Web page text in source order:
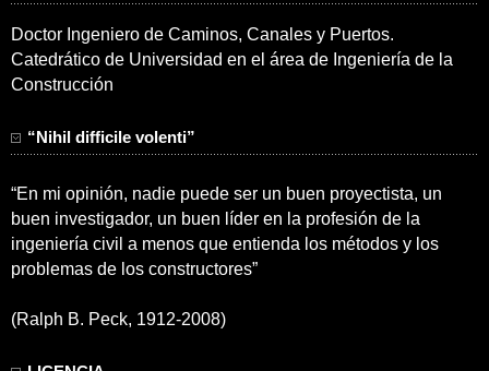
Doctor Ingeniero de Caminos, Canales y Puertos.
Catedrático de Universidad en el área de Ingeniería de la
Construcción
“Nihil difficile volenti”
“En mi opinión, nadie puede ser un buen proyectista, un
buen investigador, un buen líder en la profesión de la
ingeniería civil a menos que entienda los métodos y los
problemas de los constructores”
(Ralph B. Peck, 1912-2008)